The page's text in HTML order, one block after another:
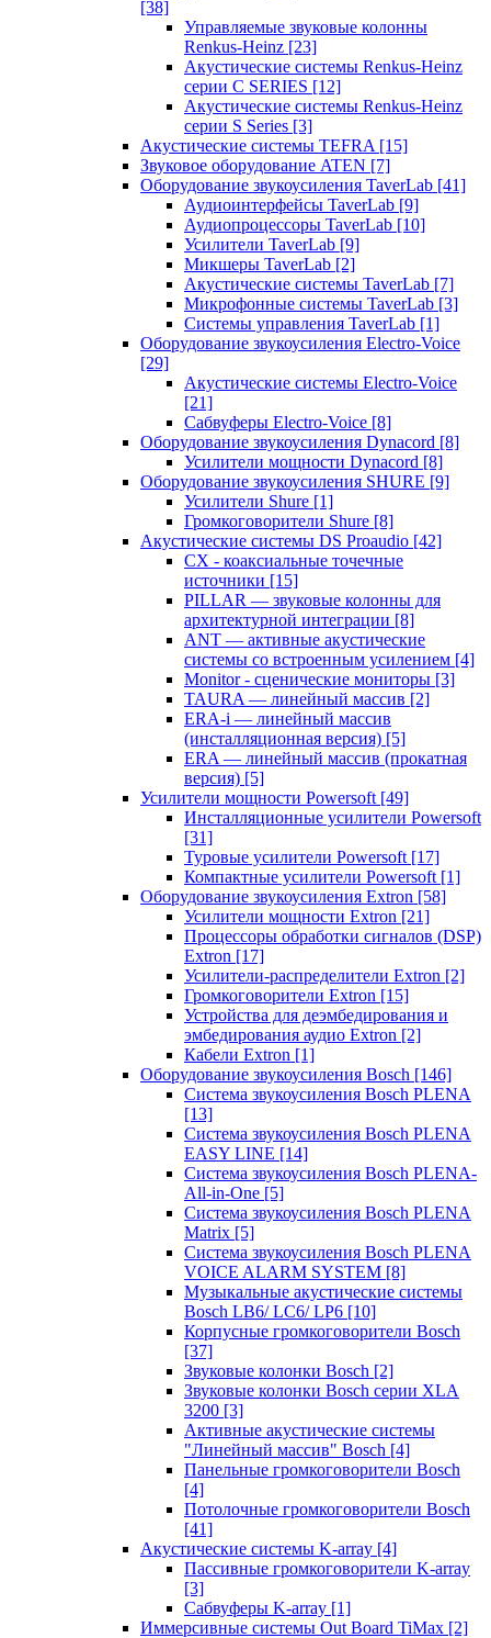
[38]
Управляемые звуковые колонны
Renkus-Heinz [23]
Акустические системы Renkus-Heinz
серии C SERIES [12]
Акустические системы Renkus-Heinz
серии S Series [3]
Акустические системы TEFRA [15]
Звуковое оборудование ATEN [7]
Оборудование звукоусиления TaverLab [41]
Аудиоинтерфейсы TaverLab [9]
Аудиопроцессоры TaverLab [10]
Усилители TaverLab [9]
Микшеры TaverLab [2]
Акустические системы TaverLab [7]
Микрофонные системы TaverLab [3]
Системы управления TaverLab [1]
Оборудование звукоусиления Electro-Voice
[29]
Акустические системы Electro-Voice
[21]
Сабвуферы Electro-Voice [8]
Оборудование звукоусиления Dynacord [8]
Усилители мощности Dynacord [8]
Оборудование звукоусиления SHURE [9]
Усилители Shure [1]
Громкоговорители Shure [8]
Акустические системы DS Proaudio [42]
CX - коаксиальные точечные
источники [15]
PILLAR — звуковые колонны для
архитектурной интеграции [8]
ANT — активные акустические
системы со встроенным усилением [4]
Monitor - сценические мониторы [3]
TAURA — линейный массив [2]
ERA-i — линейный массив
(инсталляционная версия) [5]
ERA — линейный массив (прокатная
версия) [5]
Усилители мощности Powersoft [49]
Инсталляционные усилители Powersoft
[31]
Туровые усилители Powersoft [17]
Компактные усилители Powersoft [1]
Оборудование звукоусиления Extron [58]
Усилители мощности Extron [21]
Процессоры обработки сигналов (DSP)
Extron [17]
Усилители-распределители Extron [2]
Громкоговорители Extron [15]
Устройства для деэмбедирования и
эмбедирования аудио Extron [2]
Кабели Extron [1]
Оборудование звукоусиления Bosch [146]
Система звукоусиления Bosch PLENA
[13]
Система звукоусиления Bosch PLENA
EASY LINE [14]
Система звукоусиления Bosch PLENA-
All-in-One [5]
Система звукоусиления Bosch PLENA
Matrix [5]
Система звукоусиления Bosch PLENA
VOICE ALARM SYSTEM [8]
Музыкальные акустические системы
Bosch LB6/ LC6/ LP6 [10]
Корпусные громкоговорители Bosch
[37]
Звуковые колонки Bosch [2]
Звуковые колонки Bosch серии XLA
3200 [3]
Активные акустические системы
"Линейный массив" Bosch [4]
Панельные громкоговорители Bosch
[4]
Потолочные громкоговорители Bosch
[41]
Акустические системы K-array [4]
Пассивные громкоговорители K-array
[3]
Сабвуферы K-array [1]
Иммерсивные системы Out Board TiMax [2]